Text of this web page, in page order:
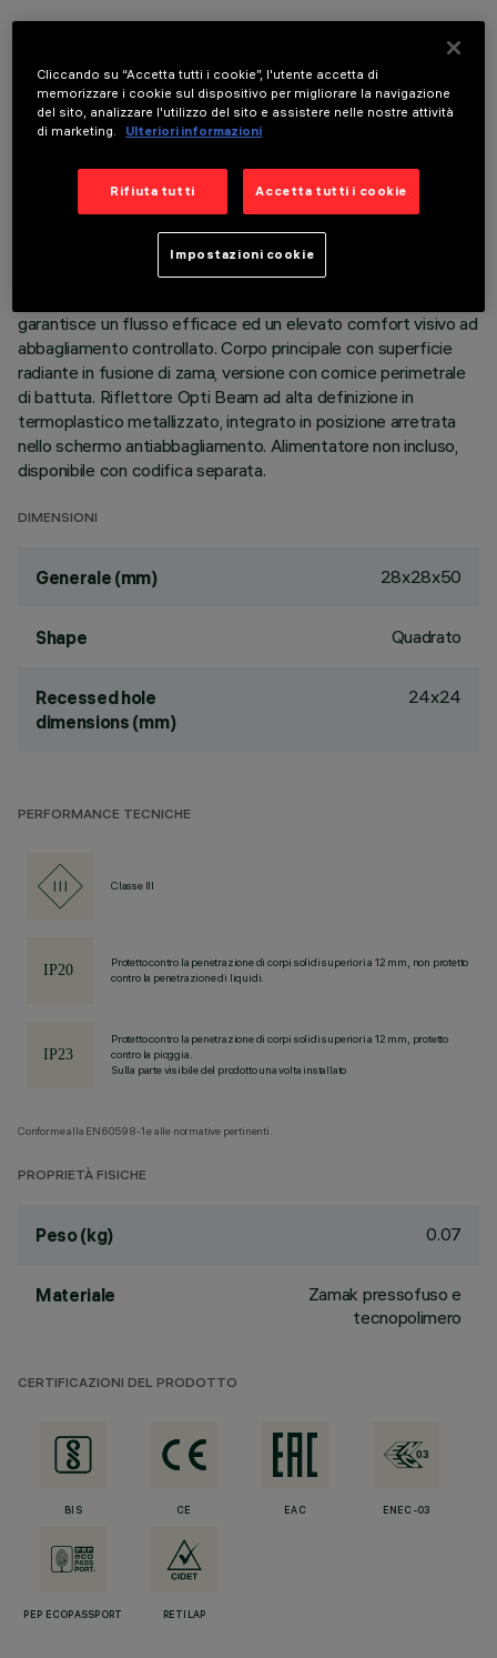
DATI TECNICI
DESCRIZIONE
Apparecchio miniaturizzato quadrato ad incasso per singolo
LED - ottica fissa. Nonostante le dimensioni extra-compatte
garantisce un flusso efficace ed un elevato comfort visivo ad
abbagliamento controllato. Corpo principale con superficie
radiante in fusione di zama, versione con cornice perimetrale
di battuta. Riflettore Opti Beam ad alta definizione in
termoplastico metallizzato, integrato in posizione arretrata
nello schermo antiabbagliamento. Alimentatore non incluso,
disponibile con codifica separata.
DIMENSIONI
Generale (mm) 28x28x50
Shape Quadrato
Recessed hole
dimensions (mm)
24x24
PERFORMANCE TECNICHE
Classe III
Protetto contro la penetrazione di corpi solidi superiori a 12 mm, non protetto
contro la penetrazione di liquidi.
Protetto contro la penetrazione di corpi solidi superiori a 12 mm, protetto
contro la pioggia.
Sulla parte visibile del prodotto una volta installato
Conforme alla EN60598-1 e alle normative pertinenti.
PROPRIETÀ FISICHE
Peso (kg) 0.07
Materiale
Zamak pressofuso e
tecnopolimero
CERTIFICAZIONI DEL PRODOTTO
BIS CE EAC ENEC-03
PEP ECOPASSPORT RETILAP
Cliccando su “Accetta tutti i cookie”, l'utente accetta di
memorizzare i cookie sul dispositivo per migliorare la navigazione
del sito, analizzare l'utilizzo del sito e assistere nelle nostre attività
di marketing.
Ulteriori informazioni
Rifiuta tutti Accetta tutti i cookie
Impostazioni cookie